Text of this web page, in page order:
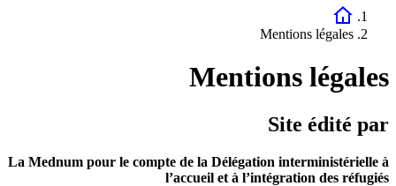
Mentions légales
Mentions légales
Site édité par
La Mednum pour le compte de la Délégation interministérielle à
l’accueil et à l’intégration des réfugiés